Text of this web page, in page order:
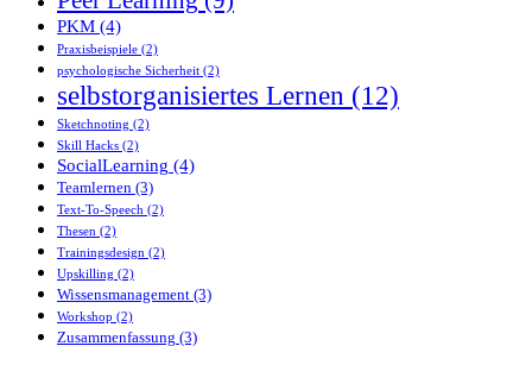
PKM (4)
Praxisbeispiele (2)
psychologische Sicherheit (2)
selbstorganisiertes Lernen (12)
Sketchnoting (2)
Skill Hacks (2)
SocialLearning (4)
Teamlernen (3)
Text-To-Speech (2)
Thesen (2)
Trainingsdesign (2)
Upskilling (2)
Wissensmanagement (3)
Workshop (2)
Zusammenfassung (3)